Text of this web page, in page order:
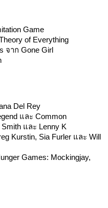
Game
of Everything
จาก Gone Girl
Del Rey
และ Common
และ Lenny K
Kurstin, Sia Furler และ Will
Games: Mockingjay,